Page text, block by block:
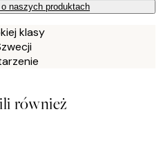
naszych produktach
klasy
również